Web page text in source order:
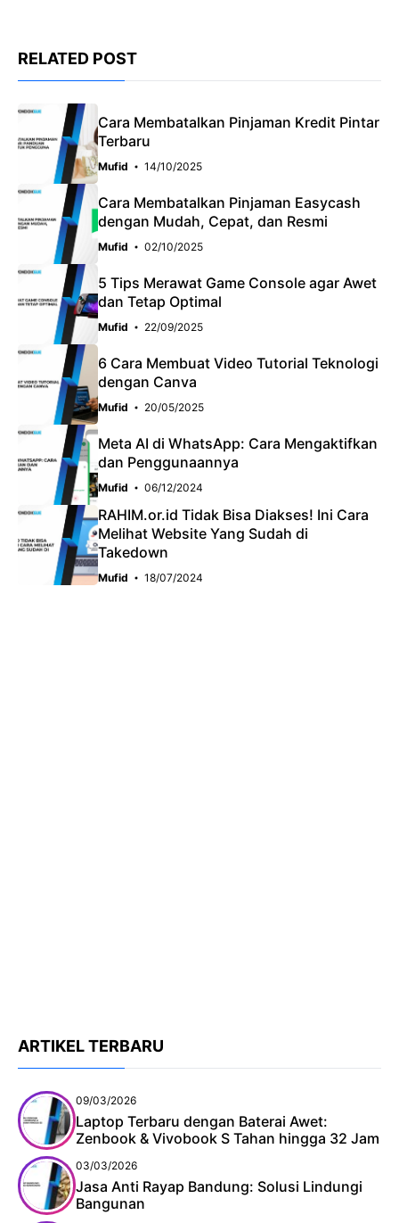
RELATED POST
Cara Membatalkan Pinjaman Kredit Pintar
Terbaru
Mufid 14/10/2025
Cara Membatalkan Pinjaman Easycash
dengan Mudah, Cepat, dan Resmi
Mufid 02/10/2025
5 Tips Merawat Game Console agar Awet
dan Tetap Optimal
Mufid 22/09/2025
6 Cara Membuat Video Tutorial Teknologi
dengan Canva
Mufid 20/05/2025
Meta AI di WhatsApp: Cara Mengaktifkan
dan Penggunaannya
Mufid 06/12/2024
RAHIM.or.id Tidak Bisa Diakses! Ini Cara
Melihat Website Yang Sudah di
Takedown
Mufid 18/07/2024
ARTIKEL TERBARU
09/03/2026
Laptop Terbaru dengan Baterai Awet:
Zenbook & Vivobook S Tahan hingga 32 Jam
03/03/2026
Jasa Anti Rayap Bandung: Solusi Lindungi
Bangunan